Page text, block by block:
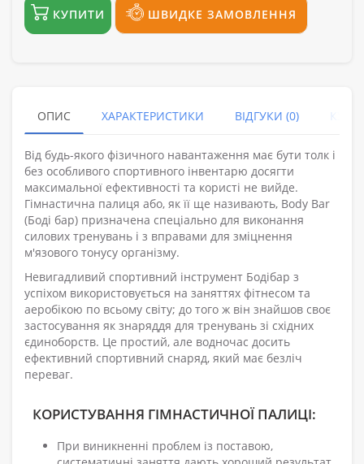
КУПИТИ ШВИДКЕ ЗАМОВЛЕННЯ
ОПИС ХАРАКТЕРИСТИКИ ВІДГУКИ (0)
Від будь-якого фізичного навантаження має бути толк і
без особливого спортивного інвентарю досягти
максимальної ефективності та користі не вийде.
Гімнастична палиця або, як її ще називають, Body Bar
(Боді бар) призначена спеціально для виконання
силових тренувань і з вправами для зміцнення
м'язового тонусу організму.
Невигадливий спортивний інструмент Бодібар з
успіхом використовується на заняттях фітнесом та
аеробікою по всьому світу; до того ж він знайшов своє
застосування як знаряддя для тренувань зі східних
єдиноборств. Це простий, але водночас досить
ефективний спортивний снаряд, який має безліч
переваг.
КОРИСТУВАННЯ ГІМНАСТИЧНОЇ ПАЛИЦІ:
При виникненні проблем із поставою,